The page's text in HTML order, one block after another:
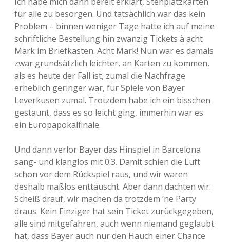
für alle zu besorgen. Und tatsächlich war das kein
Problem – binnen weniger Tage hatte ich auf meine
schriftliche Bestellung hin zwanzig Tickets à acht
Mark im Briefkasten. Acht Mark! Nun war es damals
zwar grundsätzlich leichter, an Karten zu kommen,
als es heute der Fall ist, zumal die Nachfrage
erheblich geringer war, für Spiele von Bayer
Leverkusen zumal. Trotzdem habe ich ein bisschen
gestaunt, dass es so leicht ging, immerhin war es
ein Europapokalfinale.
Und dann verlor Bayer das Hinspiel in Barcelona
sang- und klanglos mit 0:3. Damit schien die Luft
schon vor dem Rückspiel raus, und wir waren
deshalb maßlos enttäuscht. Aber dann dachten wir:
Scheiß drauf, wir machen da trotzdem ’ne Party
draus. Kein Einziger hat sein Ticket zurückgegeben,
alle sind mitgefahren, auch wenn niemand geglaubt
hat, dass Bayer auch nur den Hauch einer Chance